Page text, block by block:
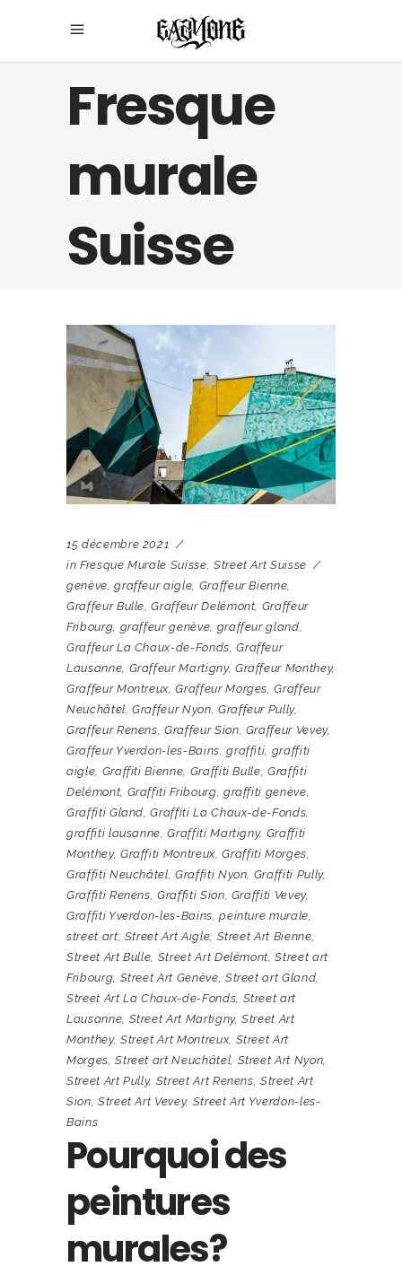
Fresque
murale
Suisse
15 décembre 2021
in Fresque Murale Suisse, Street Art Suisse
genève,graffeur aigle, Graffeur Bienne,
Graffeur Bulle,Graffeur Delémont, Graffeur
Fribourg, graffeur genève, graffeur gland,
Graffeur La Chaux-de-Fonds,Graffeur
Lausanne, Graffeur Martigny, Graffeur Monthey,
Graffeur Montreux,Graffeur Morges,Graffeur
Neuchâtel,Graffeur Nyon, Graffeur Pully,
Graffeur Renens,Graffeur Sion, Graffeur Vevey,
Graffeur Yverdon-les-Bains,graffiti, graffiti
aigle, Graffiti Bienne, Graffiti Bulle,Graffiti
Delémont, Graffiti Fribourg, graffiti genève,
Graffiti Gland,Graffiti La Chaux-de-Fonds,
graffiti lausanne,Graffiti Martigny, Graffiti
Monthey, Graffiti Montreux,Graffiti Morges,
Graffiti Neuchâtel,Graffiti Nyon, Graffiti Pully,
Graffiti Renens,Graffiti Sion, Graffiti Vevey,
Graffiti Yverdon-les-Bains,peinture murale,
street art, Street Art Aigle, Street Art Bienne,
Street Art Bulle, Street Art Delémont,Street art
Fribourg, Street Art Genève, Street art Gland,
Street Art La Chaux-de-Fonds, Street art
Lausanne, Street Art Martigny,Street Art
Monthey, Street Art Montreux, Street Art
Morges,Street art Neuchâtel, Street Art Nyon,
Street Art Pully, Street Art Renens,Street Art
Sion, Street Art Vevey, Street Art Yverdon-les-
Bains
Pourquoi des
peintures
murales?